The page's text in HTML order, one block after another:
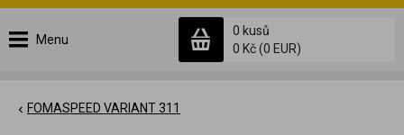
Menu
0 kusů
0 Kč(0 EUR)
FOMASPEED VARIANT 311